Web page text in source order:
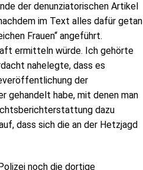
der denunziatorischen Artikel
im Text alles dafür getan
Frauen“ angeführt.
ermitteln würde. Ich gehörte
nahelegte, dass es
der
gehandelt habe, mit denen man
dazu
dass sich die an der Hetzjagd
noch die dortige